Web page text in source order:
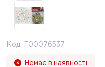
Код: F00076537
Немає в наявності